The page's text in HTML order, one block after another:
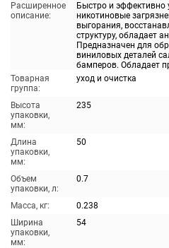
Расширенное
описание:
Быстро и эффективно
никотиновые
выгорания,
структуру, обладает
Предназначен для
виниловых деталей
бамперов. Обладает
Товарная
группа:
уход и очистка
Высота
упаковки,
мм:
235
Длина
упаковки,
мм:
50
Объем
упаковки, л:
0.7
Масса, кг:
0.238
Ширина
упаковки,
мм:
54